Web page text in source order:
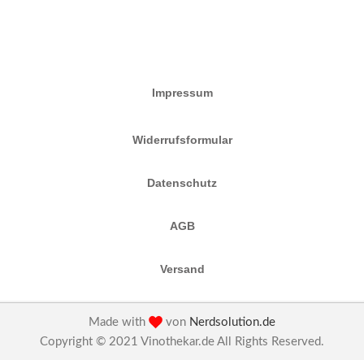
Impressum
Widerrufsformular
Datenschutz
AGB
Versand
Made with von Nerdsolution.de
Copyright © 2021 Vinothekar.de All Rights Reserved.